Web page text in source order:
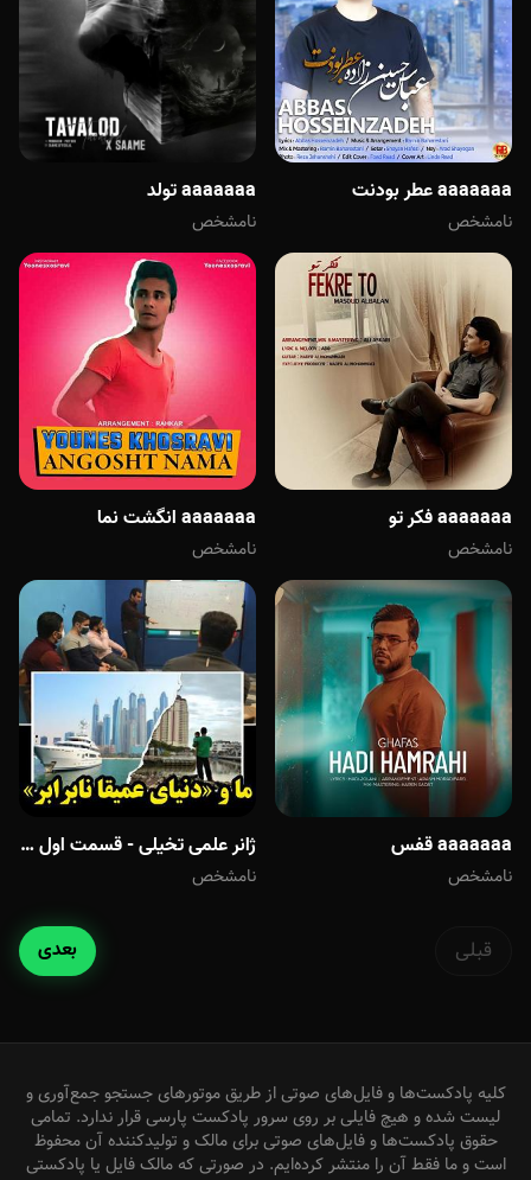
aaaaaaa عطر بودنت
نامشخص
aaaaaaa تولد
نامشخص
aaaaaaa فکر تو
نامشخص
aaaaaaa انگشت نما
نامشخص
aaaaaaa قفس
نامشخص
ژانر علمی تخیلی - قسمت اول (آینده از نگاه سینما) قسمت اول- ما، ایران آینده و «دنیای عمیقاً نابرابر»
نامشخص
قبلی بعدی
کلیه پادکست‌ها و فایل‌های صوتی از طریق موتورهای جستجو جمع‌آوری و
لیست شده و هیچ فایلی بر روی سرور پادکست پارسی قرار ندارد. تمامی
حقوق پادکست‌ها و فایل‌های صوتی برای مالک و تولیدکننده آن محفوظ
است و ما فقط آن را منتشر کرده‌ایم. در صورتی که مالک فایل یا پادکستی